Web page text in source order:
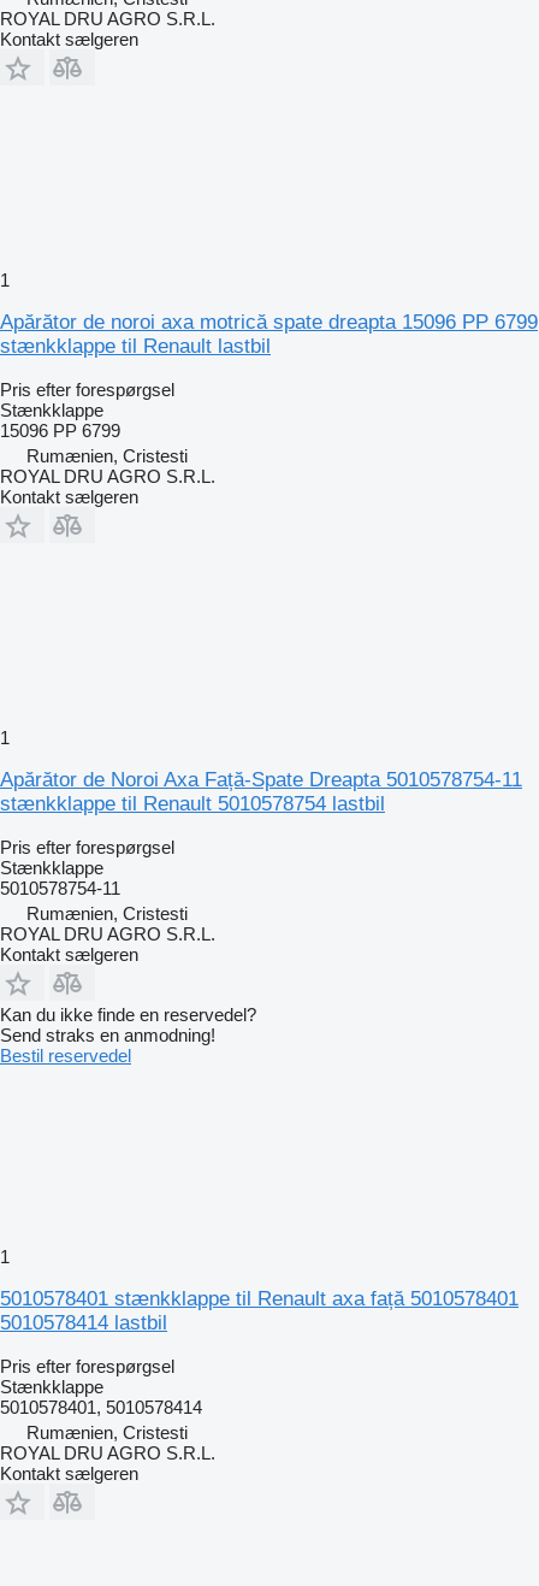
ROYAL DRU AGRO S.R.L.
Kontakt sælgeren
1
Apărător de noroi axa motrică spate dreapta 15096 PP 6799
stænkklappe til Renault lastbil
Pris efter forespørgsel
Stænkklappe
15096 PP 6799
Rumænien, Cristesti
ROYAL DRU AGRO S.R.L.
Kontakt sælgeren
1
Apărător de Noroi Axa Față-Spate Dreapta 5010578754-11
stænkklappe til Renault 5010578754 lastbil
Pris efter forespørgsel
Stænkklappe
5010578754-11
Rumænien, Cristesti
ROYAL DRU AGRO S.R.L.
Kontakt sælgeren
Kan du ikke finde en reservedel?
Send straks en anmodning!
Bestil reservedel
1
5010578401 stænkklappe til Renault axa față 5010578401
5010578414 lastbil
Pris efter forespørgsel
Stænkklappe
5010578401, 5010578414
Rumænien, Cristesti
ROYAL DRU AGRO S.R.L.
Kontakt sælgeren